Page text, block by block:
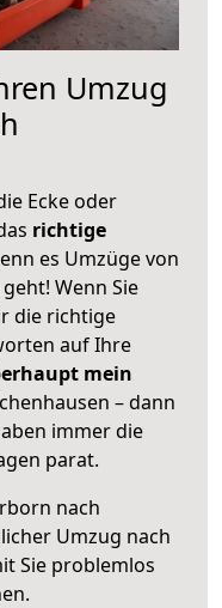
Umzug
Ecke oder
richtige
es Umzüge von
Wenn Sie
die richtige
auf Ihre
mein
– dann
immer die
parat.
nach
Umzug nach
Sie problemlos